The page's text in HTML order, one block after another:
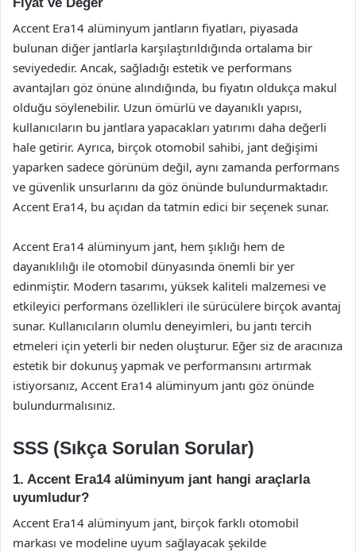
Accent Era14 alüminyum jantların fiyatları, piyasada
bulunan diğer jantlarla karşılaştırıldığında ortalama bir
seviyededir. Ancak, sağladığı estetik ve performans
avantajları göz önüne alındığında, bu fiyatın oldukça makul
olduğu söylenebilir. Uzun ömürlü ve dayanıklı yapısı,
kullanıcıların bu jantlara yapacakları yatırımı daha değerli
hale getirir. Ayrıca, birçok otomobil sahibi, jant değişimi
yaparken sadece görünüm değil, aynı zamanda performans
ve güvenlik unsurlarını da göz önünde bulundurmaktadır.
Accent Era14, bu açıdan da tatmin edici bir seçenek sunar.
Accent Era14 alüminyum jant, hem şıklığı hem de
dayanıklılığı ile otomobil dünyasında önemli bir yer
edinmiştir. Modern tasarımı, yüksek kaliteli malzemesi ve
etkileyici performans özellikleri ile sürücülere birçok avantaj
sunar. Kullanıcıların olumlu deneyimleri, bu jantı tercih
etmeleri için yeterli bir neden oluşturur. Eğer siz de aracınıza
estetik bir dokunuş yapmak ve performansını artırmak
istiyorsanız, Accent Era14 alüminyum jantı göz önünde
bulundurmalısınız.
SSS (Sıkça Sorulan Sorular)
1. Accent Era14 alüminyum jant hangi araçlarla
uyumludur?
Accent Era14 alüminyum jant, birçok farklı otomobil
markası ve modeline uyum sağlayacak şekilde